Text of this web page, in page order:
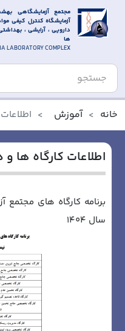
مجتمع آزمایشگاهی
آزمایشگاه کنترل کیفی
دارویی ، آرایشی ،
ها
LABORATORY COMPLEX
خانه آموزش
اطلاعات کارگاه ها
برنامه کارگاه های
سال 1404